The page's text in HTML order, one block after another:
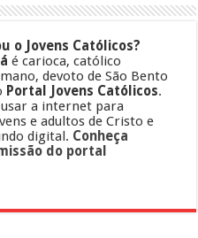
o Jovens Católicos?
é carioca, católico
devoto de São Bento
Portal Jovens Católicos.
usar a internet para
e adultos de Cristo e
digital. Conheça
do portal